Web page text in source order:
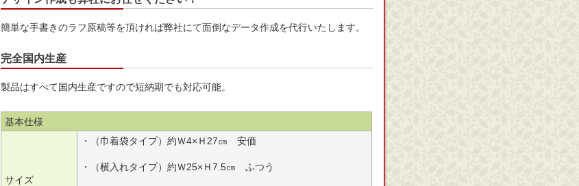
簡単な手書きのラフ原稿等を頂ければ弊社にて面倒なデータ作成を代行いたします。
完全国内生産
製品はすべて国内生産ですので短納期でも対応可能。
基本仕様
サイズ
・（巾着袋タイプ）約Ｗ4×Ｈ27㎝ 安価
・（横入れタイプ）約Ｗ25×Ｈ7.5㎝ ふつう